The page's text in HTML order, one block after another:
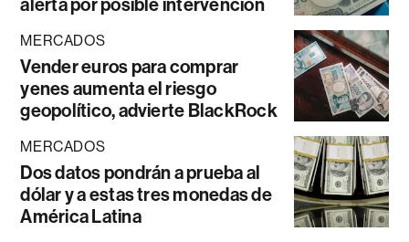
alerta por posible intervención
MERCADOS
Vender euros para comprar
yenes aumenta el riesgo
geopolítico, advierte BlackRock
MERCADOS
Dos datos pondrán a prueba al
dólar y a estas tres monedas de
América Latina